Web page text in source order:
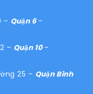
– Quận 6 –
– Quận 10 –
25 – Quận Bình